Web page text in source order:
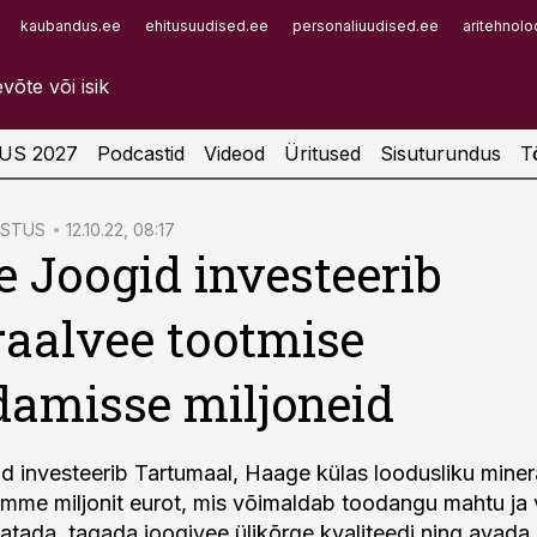
kaubandus.ee ehitusuudised.ee personaliuudised.ee
Infopank
2027 Podcastid Videod Üritused Sisuturundus
12.10.22, 08:17
Joogid investeerib
tootmise
miljoneid
investeerib Tartumaal, Haage külas loodusliku
miljonit eurot, mis võimaldab toodangu mahtu ja